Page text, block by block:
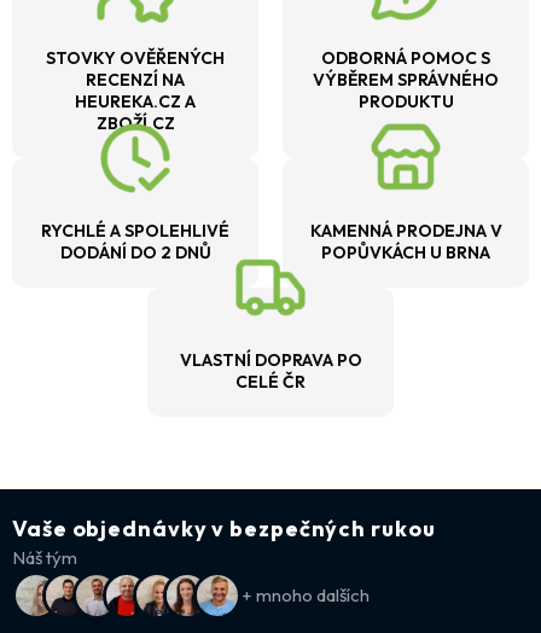
STOVKY OVĚŘENÝCH
RECENZÍ NA
HEUREKA.CZ A
ZBOŽÍ.CZ
ODBORNÁ POMOC S
VÝBĚREM SPRÁVNÉHO
PRODUKTU
RYCHLÉ A SPOLEHLIVÉ
DODÁNÍ DO 2 DNŮ
KAMENNÁ PRODEJNA V
POPŮVKÁCH U BRNA
VLASTNÍ DOPRAVA PO
CELÉ ČR
Vaše objednávky v bezpečných rukou
Náš tým
+ mnoho dalších